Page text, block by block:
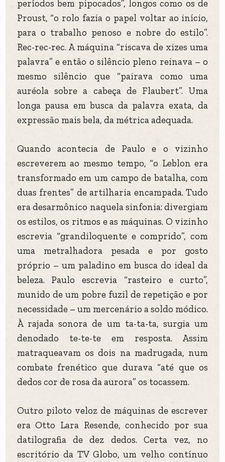
períodos bem pipocados”, longos como os de
Proust, “o rolo fazia o papel voltar ao início,
para o trabalho penoso e nobre do estilo”.
Rec-rec-rec. A máquina “riscava de xizes uma
palavra” e então o silêncio pleno reinava – o
mesmo silêncio que “pairava como uma
auréola sobre a cabeça de Flaubert”. Uma
longa pausa em busca da palavra exata, da
expressão mais bela, da métrica adequada.
Quando acontecia de Paulo e o vizinho
escreverem ao mesmo tempo, “o Leblon era
transformado em um campo de batalha, com
duas frentes” de artilharia encampada. Tudo
era desarmônico naquela sinfonia: divergiam
os estilos, os ritmos e as máquinas. O vizinho
escrevia “grandiloquente e comprido”, com
uma metralhadora pesada e por gosto
próprio – um paladino em busca do ideal da
beleza. Paulo escrevia “rasteiro e curto”,
munido de um pobre fuzil de repetição e por
necessidade – um mercenário a soldo módico.
À rajada sonora de um ta-ta-ta, surgia um
denodado te-te-te em resposta. Assim
matraqueavam os dois na madrugada, num
combate frenético que durava “até que os
dedos cor de rosa da aurora” os tocassem.
Outro piloto veloz de máquinas de escrever
era Otto Lara Resende, conhecido por sua
datilografia de dez dedos. Certa vez, no
escritório da TV Globo, um velho contínuo